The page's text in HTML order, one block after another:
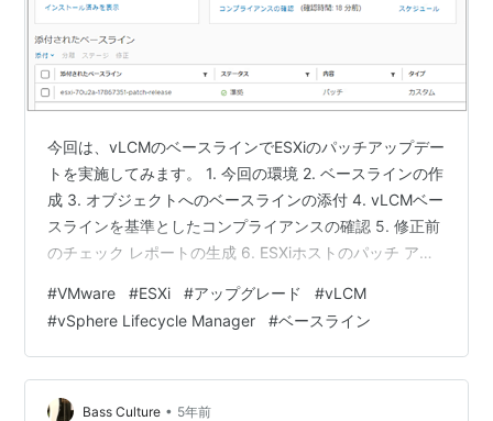
今回は、vLCMのベースラインでESXiのパッチアップデー
トを実施してみます。 1. 今回の環境 2. ベースラインの作
成 3. オブジェクトへのベースラインの添付 4. vLCMベー
スラインを基準としたコンプライアンスの確認 5. 修正前
のチェック レポートの生成 6. ESXiホストのパッチ アッ
環境 vCenter Cerver: 7.0 U3a build-18778458ESXi:
ESXi 7.0 U1 build-16850804 (アップグレード前)ESXi:
ESXi 7.0 U2a build-17867351 (アッ…
#VMware #ESXi #アップグレード #vLCM
#vSphere Lifecycle Manager #ベースライン
Bass Culture • 5年前